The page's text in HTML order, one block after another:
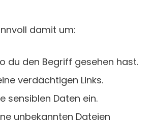
damit um:
du den Begriff gesehen hast.
verdächtigen Links.
sensiblen Daten ein.
unbekannten Dateien